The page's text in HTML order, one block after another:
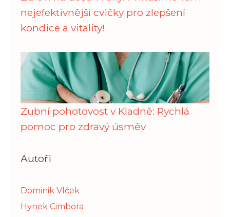
nejefektivnější cvičky pro zlepšení
kondice a vitality!
Zubní pohotovost v Kladně: Rychlá
pomoc pro zdravý úsměv
Autoři
Dominik Vlček
Hynek Cimbora